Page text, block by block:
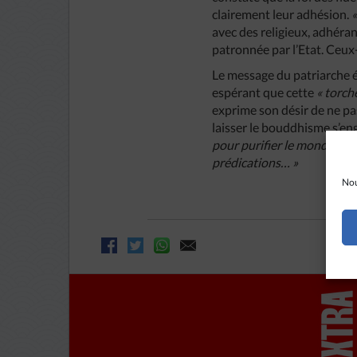
clairement leur adhésion.
avec des religieux,
patronnée par l’Etat.
Le message du patriarche
espérant que cette «
exprime son désir de ne
laisser le bouddhisme
pour purifier le monde et
prédications… »